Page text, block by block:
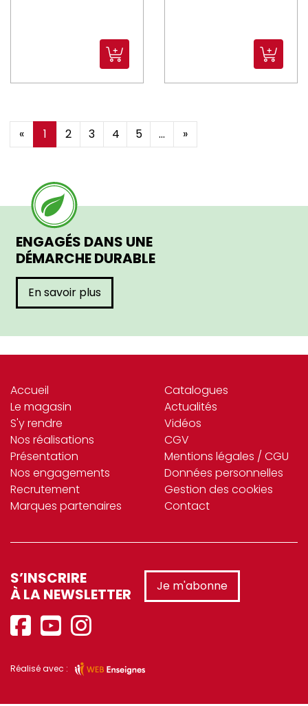
ROBOT_COUPE (137)
ROBUR (467)
ROLLER_GRILL (5)
ROWLETT (1)
RUBBERMAID (4)
SAINT_ROMAIN (329)
SECURIT (79)
SKIP (2)
SOFRACA (3)
softclean (3)
SOLIA (22)
SONOLYS (95)
SPAAS (26)
st_ckel (2)
STAUB (40)
stil (6)
SUN (3)
TABLECRAFT (42)
« 1 2 3 4 5 ... »
ENGAGÉS DANS UNE
DÉMARCHE DURABLE
En savoir plus
Accueil
Le magasin
S'y rendre
Nos réalisations
Présentation
Nos engagements
Recrutement
Marques partenaires
Catalogues
Actualités
Vidéos
CGV
Mentions légales / CGU
Données personnelles
Gestion des cookies
Contact
S’INSCRIRE
À LA NEWSLETTER
Je m'abonne
Réalisé avec :